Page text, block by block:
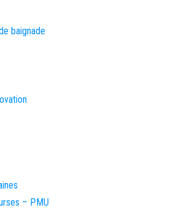
baignade
– PMU